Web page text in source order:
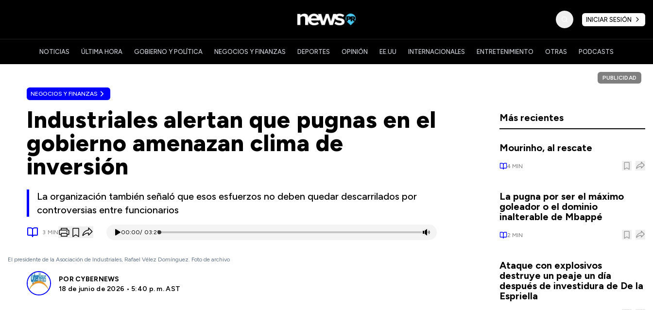
INICIAR SESIÓN
NOTICIAS ÚLTIMA HORA GOBIERNO Y POLÍTICA NEGOCIOS Y FINANZAS DEPORTES OPINIÓN EE.UU INTERNACIONALES ENTRETENIMIENTO OTRAS PODCASTS
NEGOCIOS Y FINANZAS
Industriales alertan que pugnas en el
gobierno amenazan clima de
inversión
La organización también señaló que esos esfuerzos no deben quedar descarrilados por
controversias entre funcionarios
3 MIN 00:00/ 03:21
El presidente de la Asociación de Industriales, Rafael Vélez Domínguez. Foto de archivo
POR CYBERNEWS
18 de junio de 2026 • 5:40 p. m. AST
PUBLICIDAD
Más recientes
Mourinho, al rescate
4 MIN
La pugna por ser el máximo
goleador o el dominio
inalterable de Mbappé
2 MIN
Ataque con explosivos
destruye un peaje un día
después de investidura de De la
Espriella